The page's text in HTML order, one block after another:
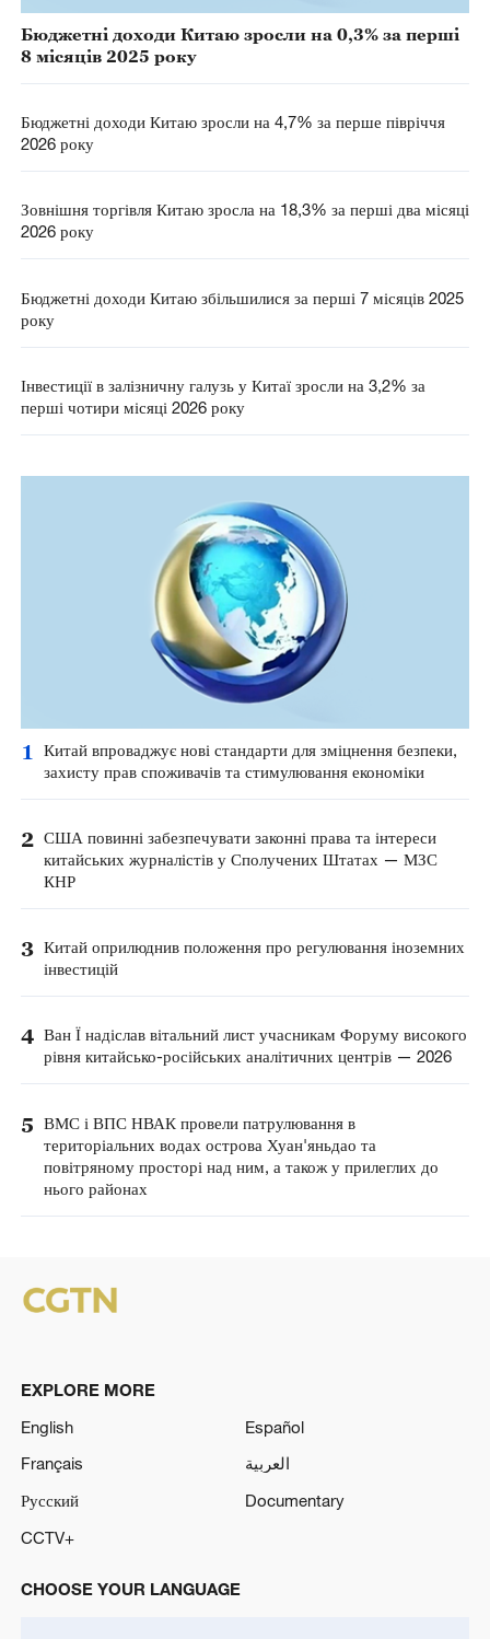
Бюджетні доходи Китаю зросли на 0,3% за перші
8 місяців 2025 року
Бюджетні доходи Китаю зросли на 4,7% за перше півріччя
2026 року
Зовнішня торгівля Китаю зросла на 18,3% за перші два місяці
2026 року
Бюджетні доходи Китаю збільшилися за перші 7 місяців 2025
року
Інвестиції в залізничну галузь у Китаї зросли на 3,2% за
перші чотири місяці 2026 року
1
Китай впроваджує нові стандарти для зміцнення безпеки,
захисту прав споживачів та стимулювання економіки
2 США повинні забезпечувати законні права та інтереси
китайських журналістів у Сполучених Штатах — МЗС
КНР
3 Китай оприлюднив положення про регулювання іноземних
інвестицій
4 Ван Ї надіслав вітальний лист учасникам Форуму високого
рівня китайсько-російських аналітичних центрів — 2026
5 ВМС і ВПС НВАК провели патрулювання в
територіальних водах острова Хуан'яньдао та
повітряному просторі над ним, а також у прилеглих до
нього районах
EXPLORE MORE
English
Español
Français
العربية
Русский
Documentary
CCTV+
CHOOSE YOUR LANGUAGE